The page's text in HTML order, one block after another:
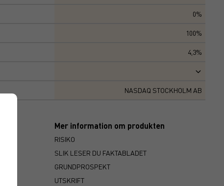
0%
100%
4,3%
NASDAQ STOCKHOLM AB
Mer information om produkten
RISIKO
SLIK LESER DU FAKTABLADET
GRUNDPROSPEKT
UTSKRIFT